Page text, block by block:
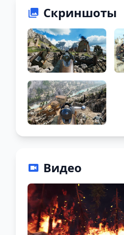
Скриншоты
Видео